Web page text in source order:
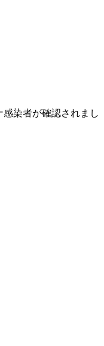
感染者が確認されまし